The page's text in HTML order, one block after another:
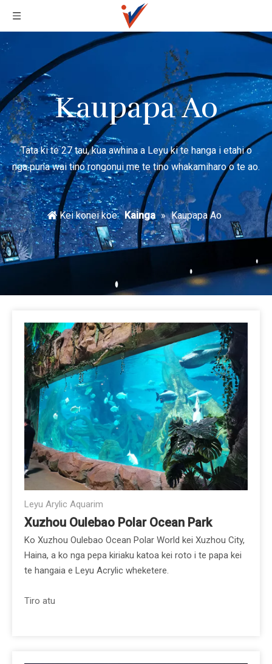
Kaupapa Ao
Tata ki te 27 tau, kua awhina a Leyu ki te hanga i etahi o
nga puna wai tino rongonui me te tino whakamiharo o te ao.
Kei konei koe: Kainga » Kaupapa Ao
Leyu Arylic Aquarim
Xuzhou Oulebao Polar Ocean Park
Ko Xuzhou Oulebao Ocean Polar World kei Xuzhou City,
Haina, a ko nga pepa kiriaku katoa kei roto i te papa kei
te hangaia e Leyu Acrylic wheketere.
Tiro atu